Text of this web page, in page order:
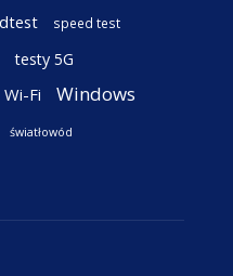
speed test
testy 5G
Wi-Fi Windows
światłowód